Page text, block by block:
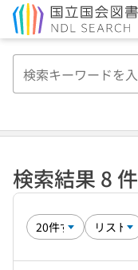
検索結果 8 件